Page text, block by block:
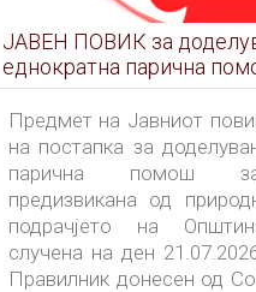
ЈАВЕН ПОВИК за доделување на
еднократна парична
штетата предизвикана од природната
непогода на подрачјето
Центар-Скопје случена на ден 21.07.2026
година
Предмет на Јавниот
на постапка за
парична помош
предизвикана од
подрачјето на
случена на ден
Правилник донесен од